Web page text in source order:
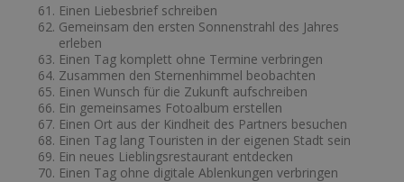
Einen Liebesbrief schreiben
Gemeinsam den ersten Sonnenstrahl des Jahres
erleben
Einen Tag komplett ohne Termine verbringen
Zusammen den Sternenhimmel beobachten
Einen Wunsch für die Zukunft aufschreiben
Ein gemeinsames Fotoalbum erstellen
Einen Ort aus der Kindheit des Partners besuchen
Einen Tag lang Touristen in der eigenen Stadt sein
Ein neues Lieblingsrestaurant entdecken
Einen Tag ohne digitale Ablenkungen verbringen